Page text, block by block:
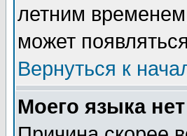
летним
может
Вернуться к
Моего языка